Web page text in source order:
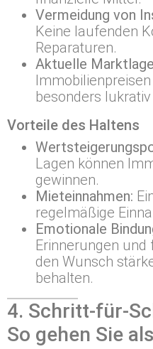
Vermeidung von
Keine laufenden
Reparaturen.
Aktuelle
besonders lukrativ
Vorteile des Haltens
Lagen können
gewinnen.
Mieteinnahmen:
regelmäßige
Emotionale
Erinnerungen
den Wunsch
behalten.
4. Schritt-für-
So gehen Sie